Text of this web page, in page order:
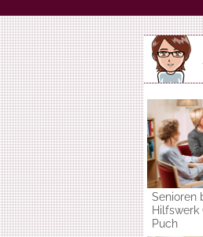
Senioren
Hilfswerk
Puch